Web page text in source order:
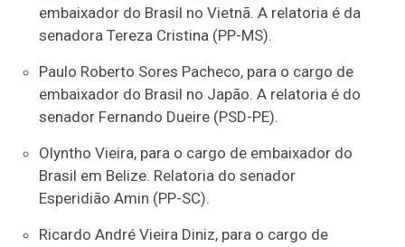
embaixador do Brasil no Vietnã. A relatoria é da
senadora Tereza Cristina (PP-MS).
Paulo Roberto Sores Pacheco, para o cargo de
embaixador do Brasil no Japão. A relatoria é do
senador Fernando Dueire (PSD-PE).
Olyntho Vieira, para o cargo de embaixador do
Brasil em Belize. Relatoria do senador
Esperidião Amin (PP-SC).
Ricardo André Vieira Diniz, para o cargo de